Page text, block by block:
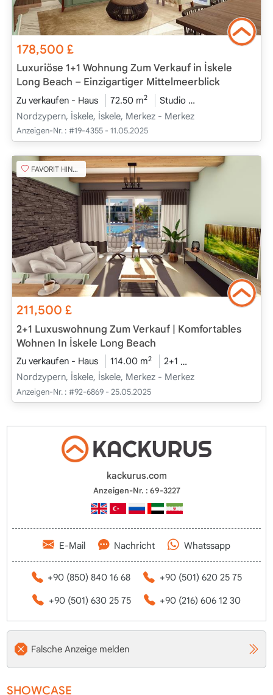
178,500£
Luxuriöse 1+1 Wohnung Zum Verkauf in İskele
Long Beach – Einzigartiger Mittelmeerblick
Zu verkaufen - Haus 72.50 m2 Studio
Nordzypern, İskele, İskele, Merkez - Merkez
Anzeigen-Nr. : #19-4355 - 11.05.2025
FAVORIT HINZUFÜGEN
211,500£
2+1 Luxuswohnung Zum Verkauf | Komfortables
Wohnen In İskele Long Beach
Zu verkaufen - Haus 114.00 m2 2+1
Nordzypern, İskele, İskele, Merkez - Merkez
Anzeigen-Nr. : #92-6869 - 25.05.2025
kackurus.com
Anzeigen-Nr. : 69-3227
E-Mail Nachricht Whatssapp
+90 (850) 840 16 68 +90 (501) 620 25 75
+90 (501) 630 25 75 +90 (216) 606 12 30
Falsche Anzeige melden
SHOWCASE